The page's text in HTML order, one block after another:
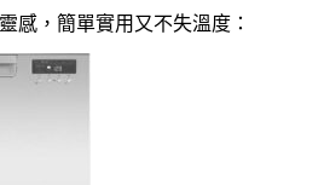
感，簡單實用又不失溫度：